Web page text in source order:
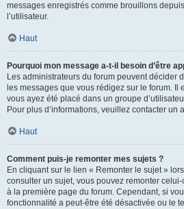
messages enregistrés comme brouillons
l’utilisateur.
Haut
Pourquoi mon message a-t-il besoin d’être
Les administrateurs du forum peuvent décider
les messages que vous rédigez sur le forum. Il
vous ayez été placé dans un groupe
Pour plus d’informations, veuillez contacter un
Haut
Comment puis-je remonter mes sujets ?
En cliquant sur le lien « Remonter le sujet »
consulter un sujet, vous pouvez remonter
à la première page du forum. Cependant, si
fonctionnalité a peut-être été désactivée ou le